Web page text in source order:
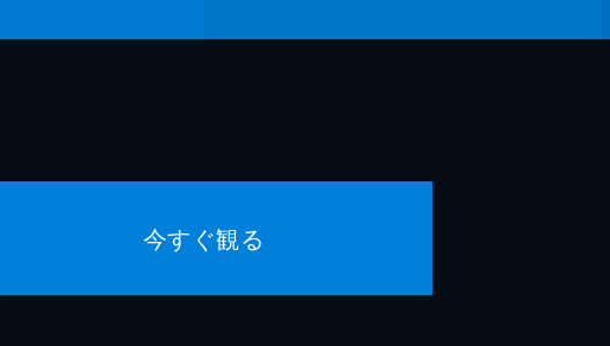
今すぐ観る